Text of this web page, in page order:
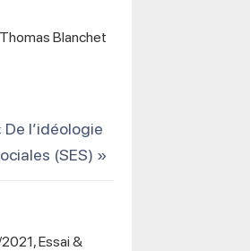
Blanchet
l’idéologie
(SES) »
Essai &